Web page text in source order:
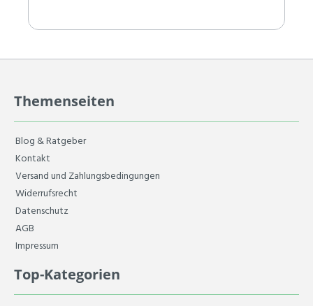
Themenseiten
Blog & Ratgeber
Kontakt
Versand und Zahlungsbedingungen
Widerrufsrecht
Datenschutz
AGB
Impressum
Top-Kategorien